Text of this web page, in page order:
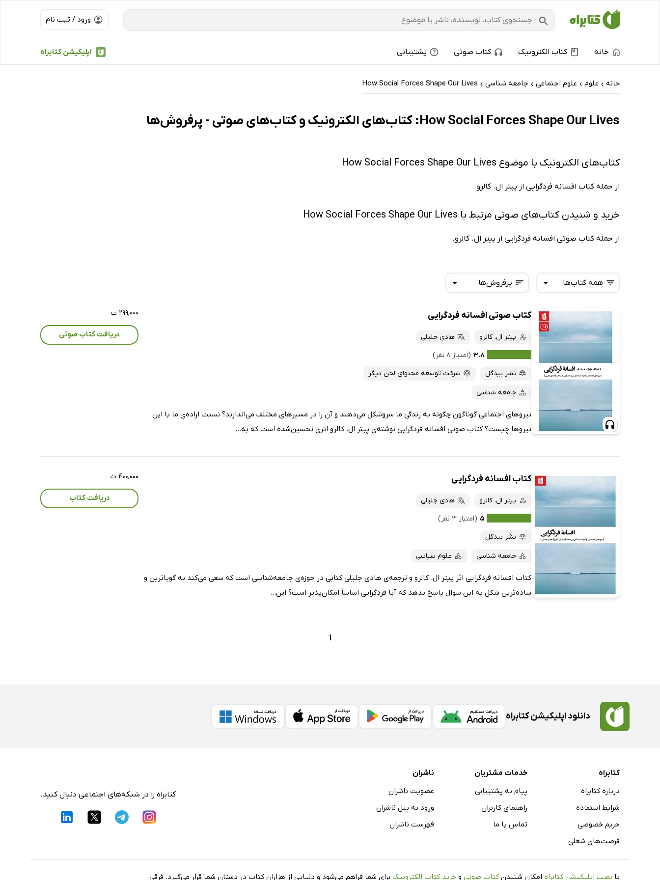
ورود / ثبت نام
اپلیکیشن کتابراه خانه کتاب الکترونیک کتاب صوتی پشتیبانی
خانه › علوم › علوم اجتماعی › جامعه شناسی ›
How Social Forces Shape Our Lives
How Social Forces Shape Our Lives: کتاب‌های الکترونیک و کتاب‌های صوتی - پرفروش‌ها
کتاب‌های الکترونیک با موضوع How Social Forces Shape Our Lives
از جمله کتاب افسانه فردگرایی از پیتر ال. کالرو.
خرید و شنیدن کتاب‌های صوتی مرتبط با How Social Forces Shape Our Lives
از جمله کتاب صوتی افسانه فردگرایی از پیتر ال. کالرو.
پرفروش‌ها
تازه‌ها
داغ‌ترین‌ها
پربحث‌ها
ارزان ترین‌ها
همه کتاب‌ها
کتاب‌های صوتی
کتاب‌های متنی
کتاب صوتی افسانه فردگرایی
پیتر ال. کالرو
هادی جلیلی
۳.۸ (امتیاز ۸ نفر)
نشر بیدگل
شرکت توسعه محتوای لحن دیگر
جامعه شناسی
نیروهای اجتماعی گوناگون چگونه به زندگی ما سروشکل می‌دهند و آن را در مسیرهای مختلف می‌اندازند؟ نسبت اراده‌ی ما با این
نیروها چیست؟ کتاب صوتی افسانه فردگرایی نوشته‌ی پیتر ال. کالرو اثری تحسین‌شده است که به...
۲۹۹,۰۰۰ ت
دریافت کتاب صوتی
کتاب افسانه فردگرایی
پیتر ال. کالرو
هادی جلیلی
۵ (امتیاز ۳ نفر)
نشر بیدگل
جامعه شناسی علوم سیاسی
کتاب افسانه فردگرایی اثر پیتر ال. کالرو و ترجمه‌ی هادی جلیلی کتابی در حوزه‌ی جامعه‌شناسی است که سعی می‌کند به گویاترین و
ساده‌ترین شکل به این سوال پاسخ بدهد که آیا فردگرایی اساساً امکان‌پذیر است؟ این...
۴۰۰,۰۰۰ ت
دریافت کتاب
1
دانلود اپلیکیشن کتابراه
کتابراه
درباره کتابراه
شرایط استفاده
حریم خصوصی
فرصت‌های شغلی
خدمات مشتریان
پیام به پشتیبانی
راهنمای کاربران
تماس با ما
ناشران
عضویت ناشران
ورود به پنل ناشران
فهرست ناشران
کتابراه را در شبکه‌های اجتماعی دنبال کنید.
با نصب اپلیکیشن کتابراه امکان شنیدن کتاب صوتی و خرید کتاب الکترونیک برای شما فراهم می‌شود و دنیایی از هزاران کتاب در دستان شما قرار می‌گیرد. فرقی